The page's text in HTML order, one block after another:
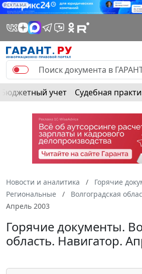
РЕКЛАМА
Бюджетный учет Судебная
Новости и аналитика
Горячие
Региональные
Волгоградская
Апрель 2003
Горячие документы.
область. Навигатор.